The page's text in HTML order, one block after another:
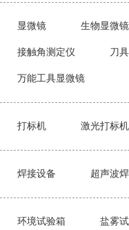
显微镜 生物显微镜
接触角测定仪 刀
万能工具显微镜
打标机 激光打标机
焊接设备 超声波
环境试验箱 盐雾